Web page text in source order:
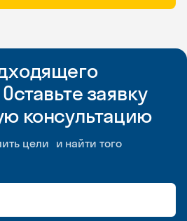
заявку
консультацию
цели и найти того